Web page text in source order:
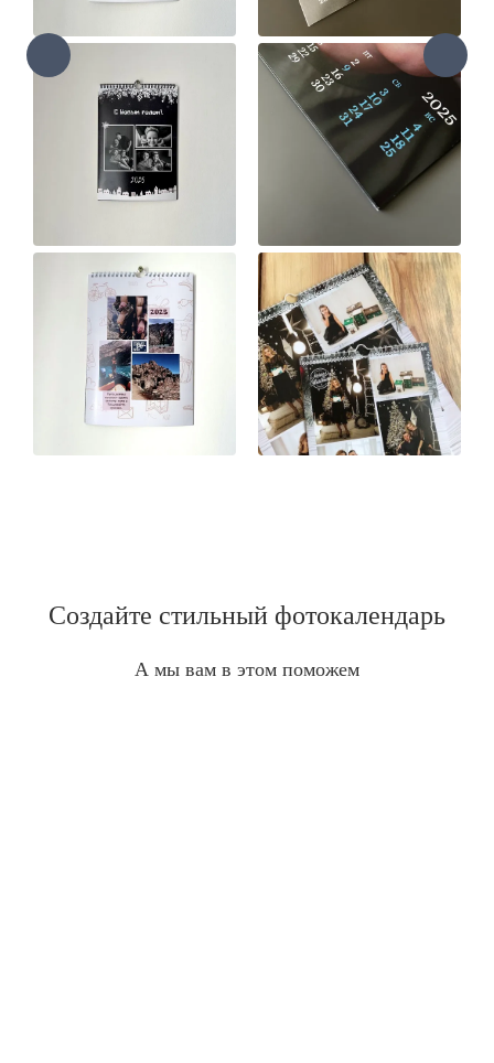
Создайте стильный фотокалендарь
А мы вам в этом поможем